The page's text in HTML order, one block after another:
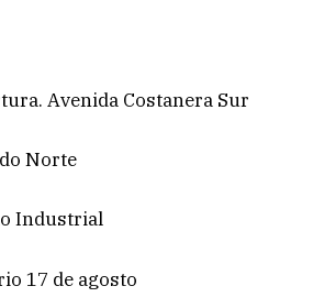
Avenida Costanera Sur
Norte
Industrial
17 de agosto